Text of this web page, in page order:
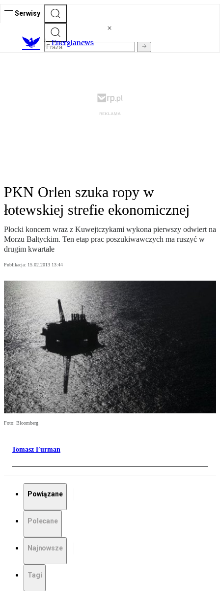
Serwisy
Energianews
PKN Orlen szuka ropy w
łotewskiej strefie ekonomicznej
Płocki koncern wraz z Kuwejtczykami wykona pierwszy odwiert na
Morzu Bałtyckim. Ten etap prac poszukiwawczych ma ruszyć w
drugim kwartale
Publikacja: 15.02.2013 13:44
Foto: Bloomberg
Tomasz Furman
Powiązane
Polecane
Najnowsze
Tagi